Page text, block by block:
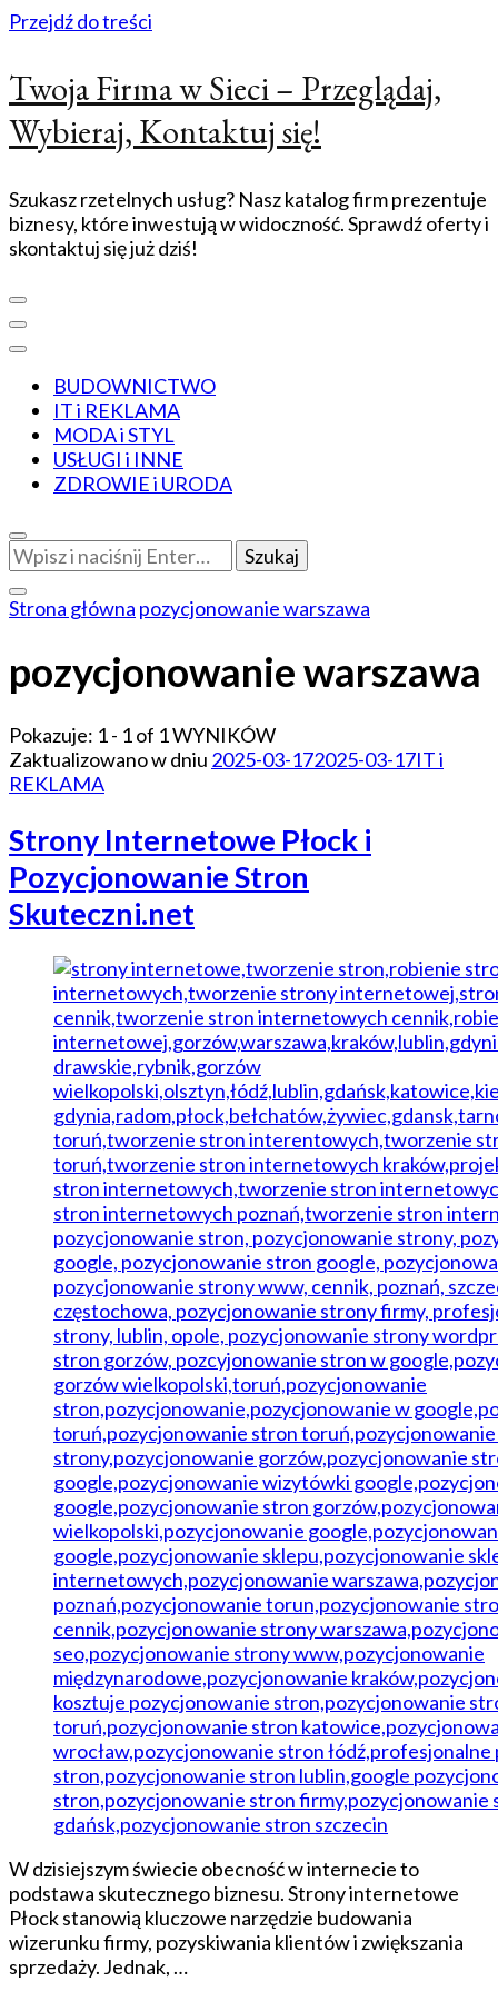
Przejdź do treści
Twoja Firma w Sieci – Przeglądaj,
Wybieraj, Kontaktuj się!
Szukasz rzetelnych usług? Nasz katalog firm prezentuje
biznesy, które inwestują w widoczność. Sprawdź oferty i
skontaktuj się już dziś!
BUDOWNICTWO
IT i REKLAMA
MODA i STYL
USŁUGI i INNE
ZDROWIE i URODA
Szukasz
czegoś?
Strona główna pozycjonowanie warszawa
pozycjonowanie warszawa
Pokazuje: 1 - 1 of 1 WYNIKÓW
Zaktualizowano w dniu 2025-03-172025-03-17IT i
REKLAMA
Strony Internetowe Płock i
Pozycjonowanie Stron
Skuteczni.net
W dzisiejszym świecie obecność w internecie to
podstawa skutecznego biznesu. Strony internetowe
Płock stanowią kluczowe narzędzie budowania
wizerunku firmy, pozyskiwania klientów i zwiększania
sprzedaży. Jednak, …